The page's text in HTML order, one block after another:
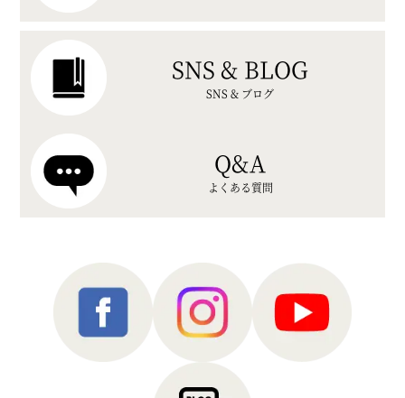
SNS & BLOG
SNS & ブログ
Q&A
よくある質問